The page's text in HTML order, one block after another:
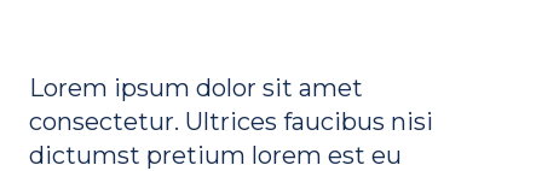
Lorem ipsum dolor sit amet
consectetur. Ultrices faucibus nisi
dictumst pretium lorem est eu